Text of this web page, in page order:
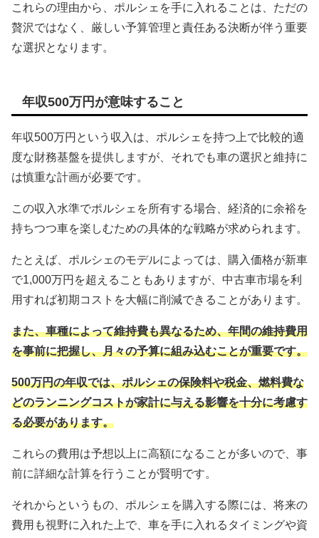
これらの理由から、ポルシェを手に入れることは、ただの
贅沢ではなく、厳しい予算管理と責任ある決断が伴う重要
な選択となります。
年収500万円が意味すること
年収500万円という収入は、ポルシェを持つ上で比較的適
度な財務基盤を提供しますが、それでも車の選択と維持に
は慎重な計画が必要です。
この収入水準でポルシェを所有する場合、経済的に余裕を
持ちつつ車を楽しむための具体的な戦略が求められます。
たとえば、ポルシェのモデルによっては、購入価格が新車
で1,000万円を超えることもありますが、中古車市場を利
用すれば初期コストを大幅に削減できることがあります。
また、車種によって維持費も異なるため、年間の維持費用
を事前に把握し、月々の予算に組み込むことが重要です。
500万円の年収では、ポルシェの保険料や税金、燃料費な
どのランニングコストが家計に与える影響を十分に考慮す
る必要があります。
これらの費用は予想以上に高額になることが多いので、事
前に詳細な計算を行うことが賢明です。
それからというもの、ポルシェを購入する際には、将来の
費用も視野に入れた上で、車を手に入れるタイミングや資